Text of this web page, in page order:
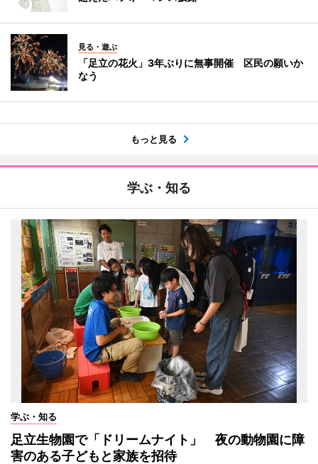
見る・遊ぶ
「足立の花火」3年ぶりに無事開催 区民の願いか
なう
もっと見る
学ぶ・知る
学ぶ・知る
足立生物園で「ドリームナイト」 夜の動物園に障
害のある子どもと家族を招待